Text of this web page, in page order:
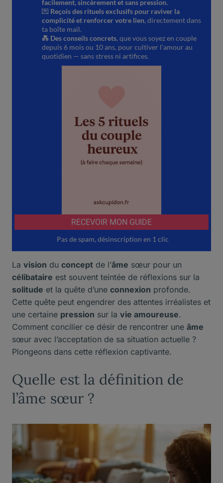
La vision du concept de l’âme sœur pour un
célibataire est souvent teintée de réflexions sur la
solitude et la quête d’une connexion profonde.
Cette quête peut engendrer des attentes irréalistes et
une certaine pression sur la vie amoureuse.
Comment concilier ce désir de rencontrer une âme
sœur avec l’acceptation de sa situation actuelle ?
Plongeons dans cette réflexion captivante.
Quelle est la définition de
l’âme sœur ?